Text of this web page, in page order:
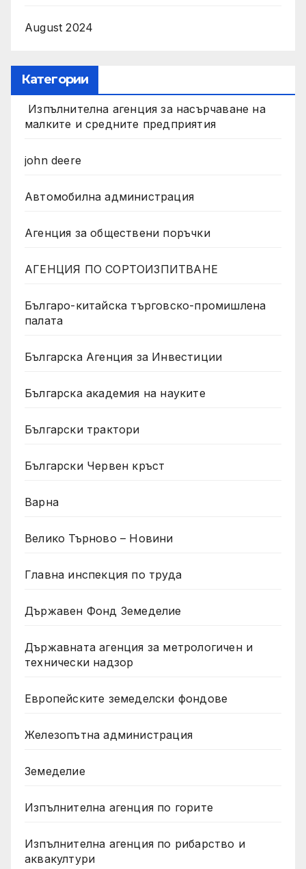
August 2024
Категории
Изпълнителна агенция за насърчаване на
малките и средните предприятия
john deere
Автомобилна администрация
Агенция за обществени поръчки
АГЕНЦИЯ ПО СОРТОИЗПИТВАНЕ
Българо-китайска търговско-промишлена
палата
Българска Агенция за Инвестиции
Българска академия на науките
Български трактори
Български Червен кръст
Варна
Велико Търново – Новини
Главна инспекция по труда
Държавен Фонд Земеделие
Държавната агенция за метрологичен и
технически надзор
Европейските земеделски фондове
Железопътна администрация
Земеделие
Изпълнителна агенция по горите
Изпълнителна агенция по рибарство и
аквакултури